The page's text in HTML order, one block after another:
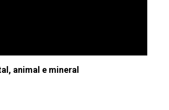
animal e mineral